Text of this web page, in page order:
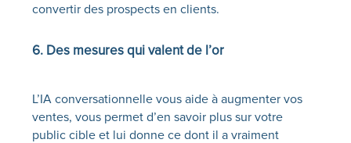
convertir des prospects en clients.
6. Des mesures qui valent de l’or
L’IA conversationnelle vous aide à augmenter vos
ventes, vous permet d’en savoir plus sur votre
public cible et lui donne ce dont il a vraiment